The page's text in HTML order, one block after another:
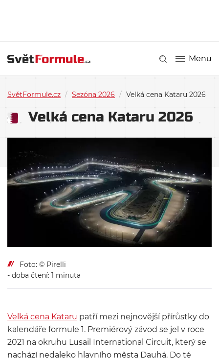
Menu
SvětFormule.cz / Sezóna 2026 / Velká cena Kataru 2026
Velká cena Kataru 2026
Foto: © Pirelli
- doba čtení: 1 minuta
Velká cena Kataru patří mezi nejnovější přírůstky do
kalendáře formule 1. Premiérový závod se jel v roce
2021 na okruhu Lusail International Circuit, který se
nachází nedaleko hlavního města Dauhá. Do té